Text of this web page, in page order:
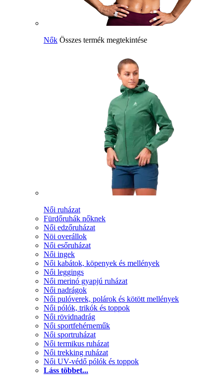
Nők Összes termék megtekintése
Női ruházat
Fürdőruhák nőknek
Női edzőruházat
Nöi overállok
Női esőruházat
Női ingek
Női kabátok, köpenyek és mellények
Női leggings
Női merinó gyapjú ruházat
Női nadrágok
Női pulóverek, polárok és kötött mellények
Női pólók, trikók és toppok
Női rövidnadrág
Női sportfehérneműk
Női sportruházat
Női termikus ruházat
Női trekking ruházat
Női UV-védő pólók és toppok
Láss többet...